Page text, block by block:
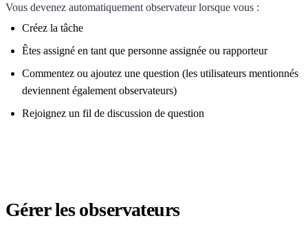
Vous devenez automatiquement observateur lorsque vous :
Créez la tâche
Êtes assigné en tant que personne assignée ou rapporteur
Commentez ou ajoutez une question (les utilisateurs mentionnés
deviennent également observateurs)
Rejoignez un fil de discussion de question
Gérer les observateurs